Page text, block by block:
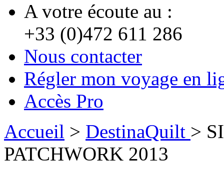
A votre écoute au :
+33 (0)472 611 286
Nous contacter
Régler mon voyage en
Accès Pro
Accueil > DestinaQuilt >
PATCHWORK 2013